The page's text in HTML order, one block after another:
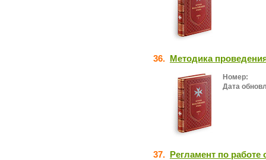
36. Методика
Номер:
Дата
37. Регламент по работе